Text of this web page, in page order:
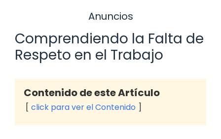
Anuncios
Comprendiendo la Falta de
Respeto en el Trabajo
Contenido de este Artículo
click para ver el Contenido